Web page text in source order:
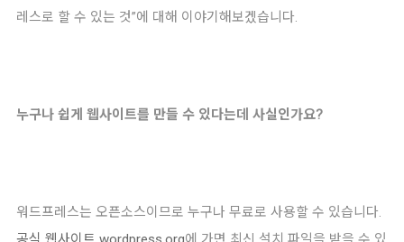
레스로 할 수 있는 것”에 대해 이야기해보겠습니다.
누구나 쉽게 웹사이트를 만들 수 있다는데 사실인가요?
워드프레스는 오픈소스이므로 누구나 무료로 사용할 수 있습니다.